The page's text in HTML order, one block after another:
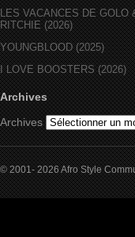
LES VACANCES DE GOLO
RITCHIE (2026)
YOUNGBLOOD (2025)
I LOVE BOOSTERS (2026)
Archives
Archives
© 2001- 2026 Afro Style